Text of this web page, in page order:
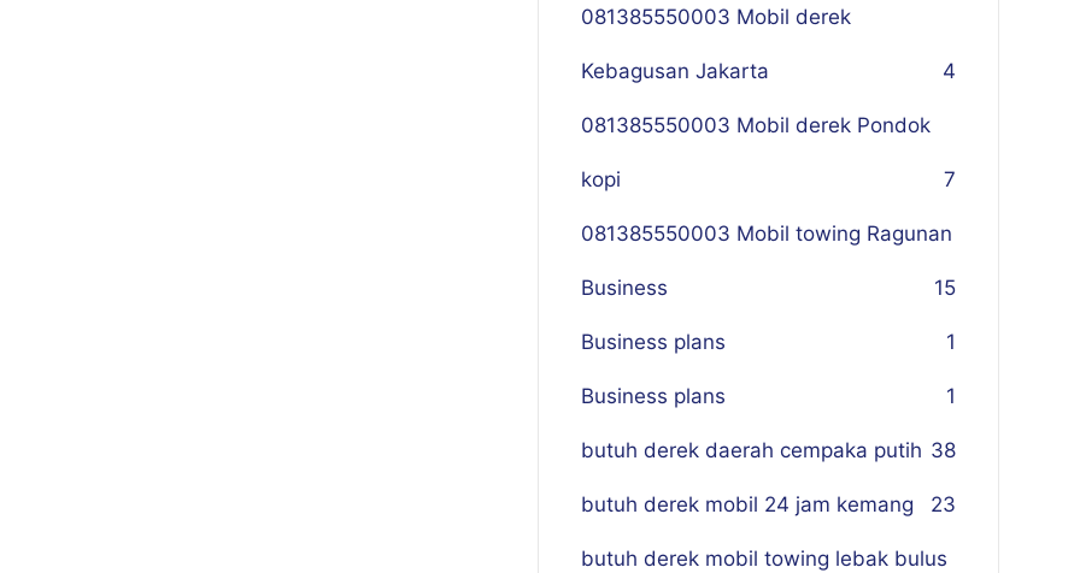
081385550003 Mobil derek
Kebagusan Jakarta 4
081385550003 Mobil derek Pondok
kopi 7
081385550003 Mobil towing Ragunan
5
Business 1
Business plans 1
Business plans 1
butuh derek daerah cempaka putih 38
butuh derek mobil 24 jam kemang 23
butuh derek mobil towing lebak bulus